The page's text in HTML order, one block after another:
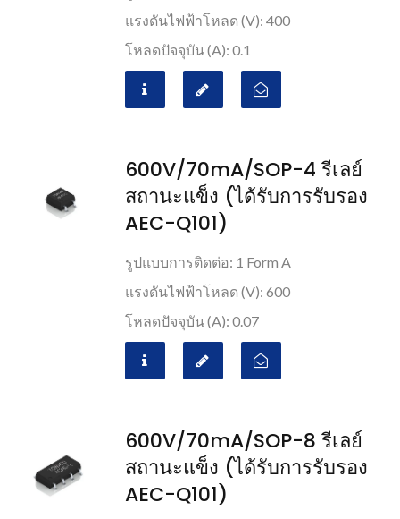
แรงดันไฟฟ้าโหลด (V): 400
โหลดปัจจุบัน (A): 0.1
600V/70mA/SOP-4 รีเลย์
สถานะแข็ง (ได้รับการรับรอง
AEC-Q101)
รูปแบบการติดต่อ: 1 Form A
แรงดันไฟฟ้าโหลด (V): 600
โหลดปัจจุบัน (A): 0.07
600V/70mA/SOP-8 รีเลย์
สถานะแข็ง (ได้รับการรับรอง
AEC-Q101)